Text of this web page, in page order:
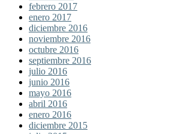
febrero 2017
enero 2017
diciembre 2016
noviembre 2016
octubre 2016
septiembre 2016
julio 2016
junio 2016
mayo 2016
abril 2016
enero 2016
diciembre 2015